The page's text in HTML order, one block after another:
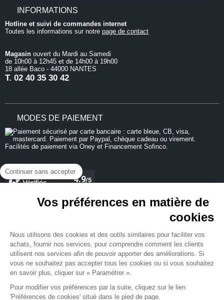
Continuer sans accepter
Vos préférences en matière de
cookies
Nous utilisons des cookies et des outils similaires pour faciliter vos
achats, fournir nos services, pour comprendre comment les clients
utilisent nos services afin de pouvoir apporter des améliorations. Si
vous ne souhaitez pas accepter tous les cookies ou si vous souhaitez
en savoir plus, cliquer sur « Paramétrer ».
Pour modifier vos préférences par la suite, cliquez sur le lien
'Préférences de cookies' situé dans le pied de page.
INFORMATIONS
Hotline et suivi de commandes internet
Toutes les informations sur notre page de contact
Magasin ouvert du Mardi au Samedi
de 10h00 à 12h45 et de 14h00 à 19h00
18 allée Baco - 44000 NANTES
T. 02 40 35 30 42
MODES DE PAIEMENT
NEWSLETTER